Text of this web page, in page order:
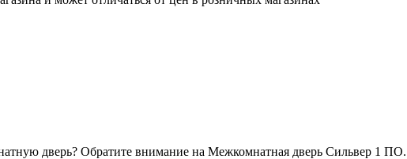
дверь? Обратите внимание на Межкомнатная дверь Сильвер 1 ПО.